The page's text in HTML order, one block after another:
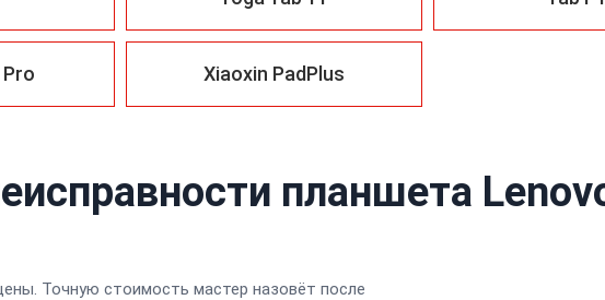
Xiaoxin PadPlus
планшета
Точную стоимость мастер назовёт после